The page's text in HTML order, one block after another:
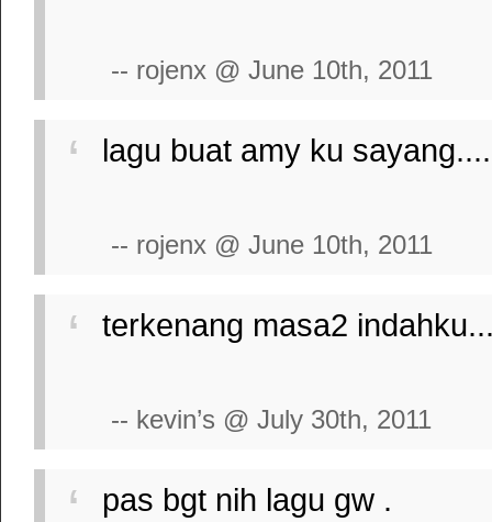
-- rojenx @ June 10th, 2011
lagu buat amy ku
-- rojenx @ June 10th, 2011
terkenang masa2
-- kevin’s @ July 30th, 2011
pas bgt nih lagu gw .